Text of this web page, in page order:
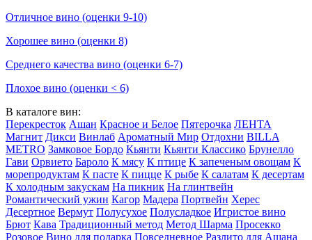
Отличное вино (оценки 9-10)
Хорошее вино (оценки 8)
Среднего качества вино (оценки 6-7)
Плохое вино (оценки < 6)
В каталоге вин:
Перекресток Ашан Красное и Белое Пятерочка ЛЕНТА
Магнит Дикси Винлаб Ароматный Мир Отдохни BILLA
METRO Замковое Бордо Кьянти Кьянти Классико Брунелло
Гави Орвието Бароло К мясу К птице К запеченым овощам К
морепродуктам К пасте К пицце К рыбе К салатам К десертам
К холодным закускам На пикник На глинтвейн
Романтический ужин Кагор Мадера Портвейн Херес
Десертное Вермут Полусухое Полусладкое Игристое вино
Брют Кава Традиционный метод Метод Шарма Просекко
Розовое Вино для подарка Повседневное Разлито для Ашана